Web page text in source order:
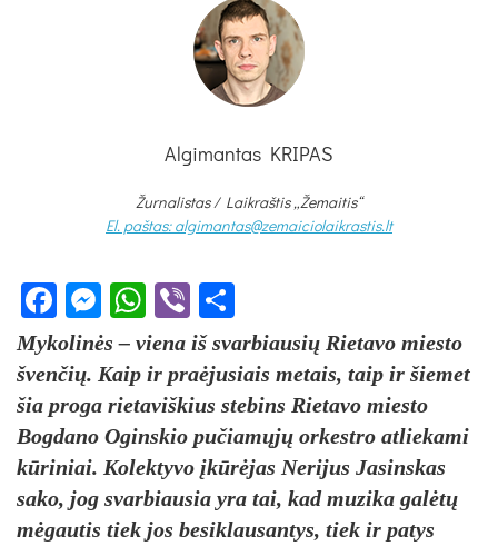
Algimantas KRIPAS
Žurnalistas / Laikraštis „Žemaitis“
El. paštas: algimantas@zemaiciolaikrastis.lt
Facebook
Messenger
WhatsApp
Viber
Mykolinės – viena iš svarbiausių Rietavo miesto
švenčių. Kaip ir praėjusiais metais, taip ir šiemet
šia proga rietaviškius stebins Rietavo miesto
Bogdano Oginskio pučiamųjų orkestro atliekami
kūriniai. Kolektyvo įkūrėjas Nerijus Jasinskas
sako, jog svarbiausia yra tai, kad muzika galėtų
mėgautis tiek jos besiklausantys, tiek ir patys